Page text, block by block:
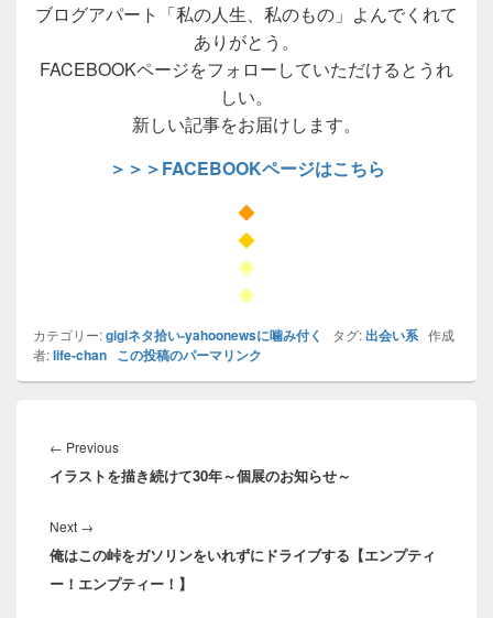
ブログアパート「私の人生、私のもの」よんでくれて
ありがとう。
FACEBOOKページをフォローしていただけるとうれ
しい。
新しい記事をお届けします。
＞＞＞FACEBOOKページはこちら
◆
◆
◆
◆
カテゴリー:gigiネタ拾い-yahoonewsに噛み付く タグ:出会い系 作成
者:life-chan この投稿のパーマリンク
稿
ナ
ゲ
ー
シ
ョ
← PreviousPrevious
post:
イラストを描き続けて30年～個展のお知らせ～
Next →
post:
俺はこの峠をガソリンをいれずにドライブする【エンプティ
ー！エンプティー！】